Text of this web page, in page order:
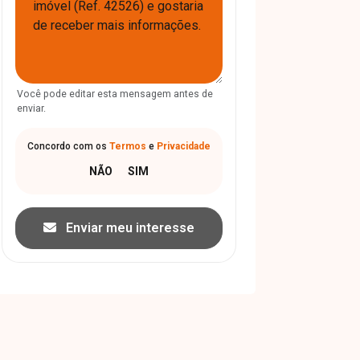
Você pode editar esta mensagem antes de
enviar.
Concordo com os Termos e Privacidade
Enviar meu interesse